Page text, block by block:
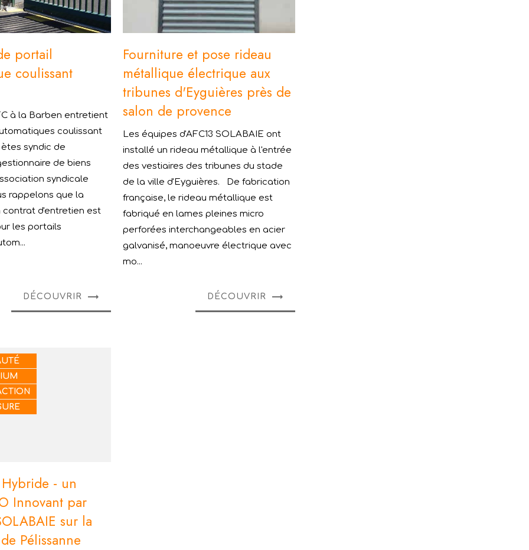
portail
coulissant
à la Barben entretient
coulissant
syndic de
de biens
syndicale
rappelons que la
contrat d'entretien est
les portails
DÉCOUVRIR
Fourniture et pose rideau
métallique électrique aux
tribunes d'Eyguières près de
salon de provence
Les équipes d'AFC13 SOLABAIE ont
installé un rideau métallique à l'entrée
des vestiaires des tribunes du stade
de la ville d'Eyguières. De fabrication
française, le rideau métallique est
fabriqué en lames pleines micro
perforées interchangeables en acier
galvanisé, manoeuvre électrique avec
mo...
DÉCOUVRIR
- un
Innovant par
sur la
Pélissanne